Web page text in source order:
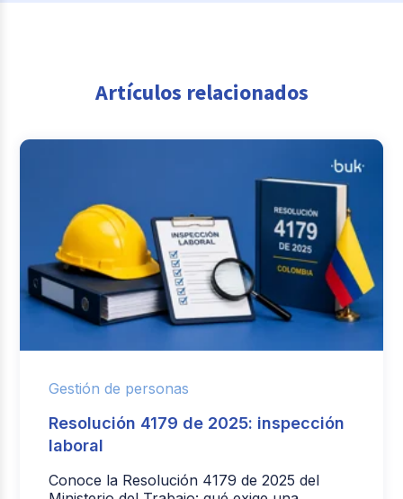
Artículos relacionados
Gestión de personas
Resolución 4179 de 2025: inspección
laboral
Conoce la Resolución 4179 de 2025 del